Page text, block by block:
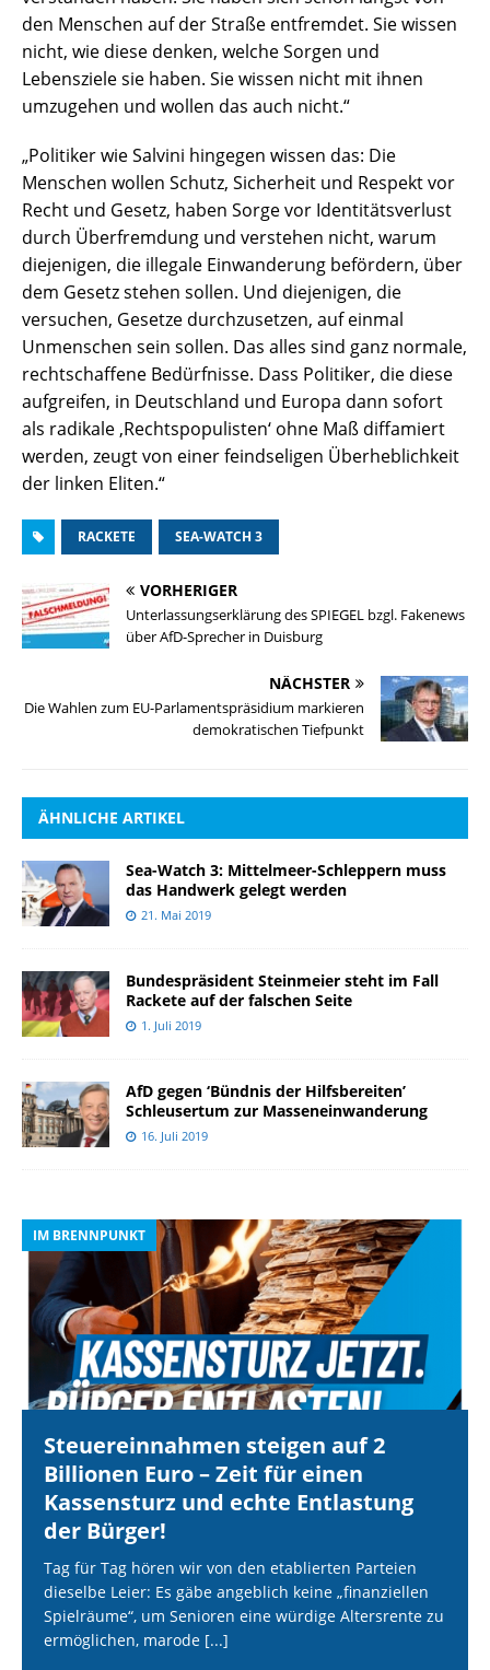
den Menschen auf der Straße entfremdet. Sie wissen
nicht, wie diese denken, welche Sorgen und
Lebensziele sie haben. Sie wissen nicht mit ihnen
umzugehen und wollen das auch nicht.“
„Politiker wie Salvini hingegen wissen das: Die
Menschen wollen Schutz, Sicherheit und Respekt vor
Recht und Gesetz, haben Sorge vor Identitätsverlust
durch Überfremdung und verstehen nicht, warum
diejenigen, die illegale Einwanderung befördern, über
dem Gesetz stehen sollen. Und diejenigen, die
versuchen, Gesetze durchzusetzen, auf einmal
Unmenschen sein sollen. Das alles sind ganz normale,
rechtschaffene Bedürfnisse. Dass Politiker, die diese
aufgreifen, in Deutschland und Europa dann sofort
als radikale ‚Rechtspopulisten‘ ohne Maß diffamiert
werden, zeugt von einer feindseligen Überheblichkeit
der linken Eliten.“
RACKETE SEA-WATCH 3
VORHERIGER
Unterlassungserklärung des SPIEGEL bzgl. Fakenews
über AfD-Sprecher in Duisburg
NÄCHSTER
Die Wahlen zum EU-Parlamentspräsidium markieren
demokratischen Tiefpunkt
ÄHNLICHE ARTIKEL
Sea-Watch 3: Mittelmeer-Schleppern muss
das Handwerk gelegt werden
21. Mai 2019
Bundespräsident Steinmeier steht im Fall
Rackete auf der falschen Seite
1. Juli 2019
AfD gegen ‘Bündnis der Hilfsbereiten’
Schleusertum zur Masseneinwanderung
16. Juli 2019
IM BRENNPUNKT
Steuereinnahmen steigen auf 2
Billionen Euro – Zeit für einen
Kassensturz und echte Entlastung
der Bürger!
Tag für Tag hören wir von den etablierten Parteien
dieselbe Leier: Es gäbe angeblich keine „finanziellen
Spielräume“, um Senioren eine würdige Altersrente zu
ermöglichen, marode [...]